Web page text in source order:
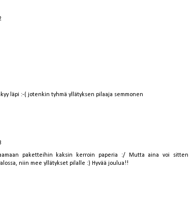
läpi :-( jotenkin tyhmä yllätyksen pilaaja semmonen
paketteihin kaksin kerroin paperia :/ Mutta aina voi sitten
niin mee yllätykset pilalle :) Hyvää joulua!!